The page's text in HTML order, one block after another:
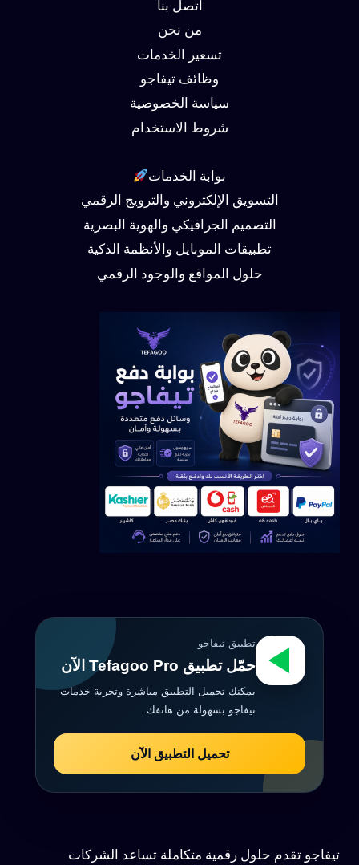
اتصل بنا
من نحن
تسعير الخدمات
وظائف تيفاجو
سياسة الخصوصية
شروط الاستخدام
بوابة الخدمات
التسويق الإلكتروني والترويج الرقمي
التصميم الجرافيكي والهوية البصرية
تطبيقات الموبايل والأنظمة الذكية
حلول المواقع والوجود الرقمي
تطبيق تيفاجو
حمّل تطبيق Tefagoo Pro الآن
يمكنك تحميل التطبيق مباشرة وتجربة خدمات
تيفاجو بسهولة من هاتفك.
تحميل التطبيق الآن
تيفاجو تقدم حلول رقمية متكاملة تساعد الشركات